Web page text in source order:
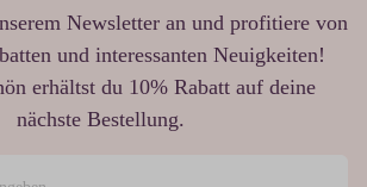
Newsletter an und profitiere von
und interessanten Neuigkeiten!
erhältst du 10% Rabatt auf deine
nächste Bestellung.